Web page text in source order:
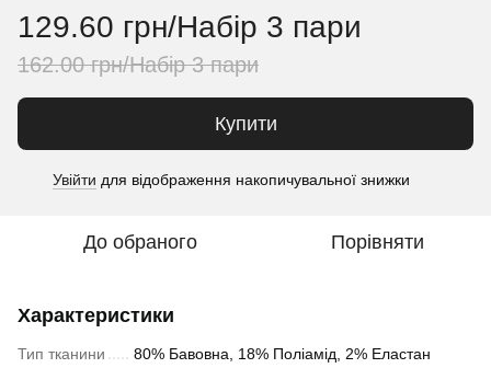
129.60 грн/Набір 3 пари
162.00 грн/Набір 3 пари
Купити
Увійти для відображення накопичувальної знижки
До обраного Порівняти
Характеристики
Тип тканини 80% Бавовна, 18% Поліамід, 2% Еластан